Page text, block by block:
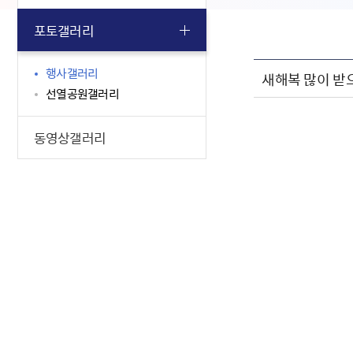
포토갤러리
행사갤러리
선열공원갤러리
동영상갤러리
새해복 많이 받